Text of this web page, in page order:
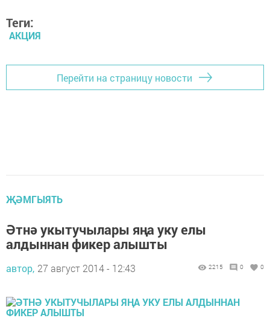
Теги:
АКЦИЯ
Перейти на страницу новости
ҖӘМГЫЯТЬ
Әтнә укытучылары яңа уку елы
алдыннан фикер алышты
автор, 27 август 2014 - 12:43 2215 0 0